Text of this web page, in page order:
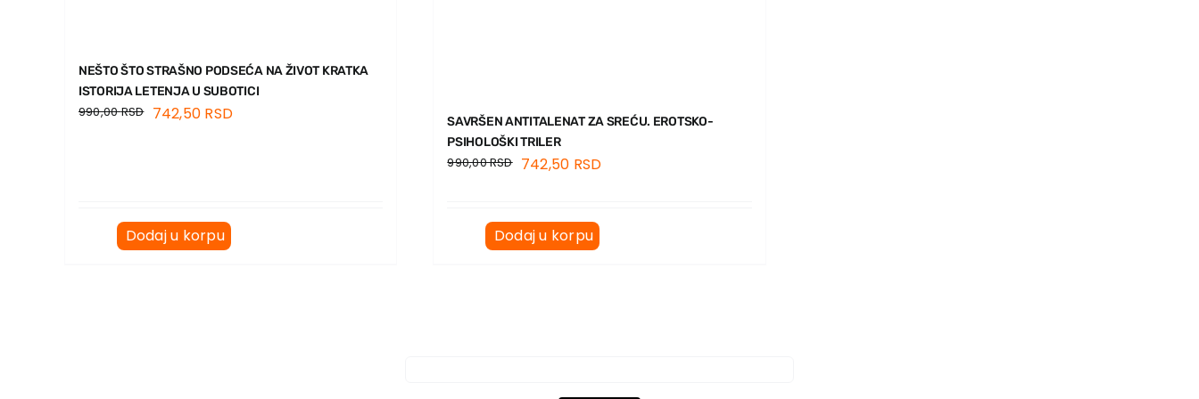
NEŠTO ŠTO STRAŠNO PODSEĆA NA ŽIVOT KRATKA
ISTORIJA LETENJA U SUBOTICI
990,00RSD 742,50 RSD
Dodaj u korpu
SAVRŠEN ANTITALENAT ZA SREĆU. EROTSKO-
PSIHOLOŠKI TRILER
990,00RSD 742,50 RSD
Dodaj u korpu